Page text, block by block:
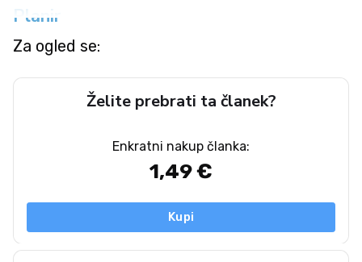
Planir
Za ogled se:
Želite prebrati ta članek?
Enkratni nakup članka:
1,49 €
Kupi